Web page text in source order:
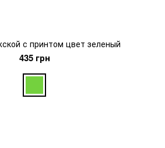
с принтом цвет зеленый
435 грн